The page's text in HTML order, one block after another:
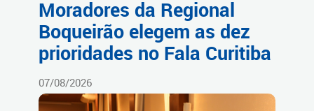
Moradores da Regional
Boqueirão elegem as dez
prioridades no Fala Curitiba
07/08/2026